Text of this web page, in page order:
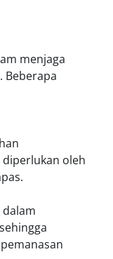
menjaga
Beberapa
diperlukan oleh